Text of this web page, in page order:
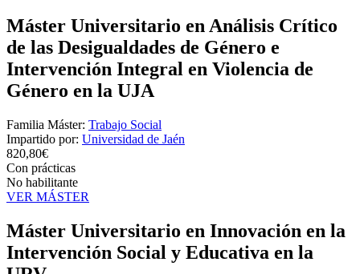
Máster Universitario en Análisis Crítico
de las Desigualdades de Género e
Intervención Integral en Violencia de
Género en la UJA
Familia Máster: Trabajo Social
Impartido por: Universidad de Jaén
820,80€
Con prácticas
No habilitante
VER MÁSTER
Máster Universitario en Innovación en la
Intervención Social y Educativa en la